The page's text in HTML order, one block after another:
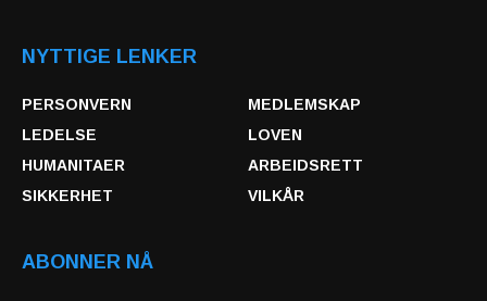
NYTTIGE LENKER
PERSONVERN
MEDLEMSKAP
LEDELSE
LOVEN
HUMANITAER
ARBEIDSRETT
SIKKERHET
VILKÅR
ABONNER NÅ